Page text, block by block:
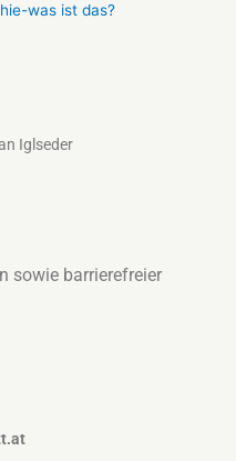
was ist das?
Iglseder
sowie barrierefreier